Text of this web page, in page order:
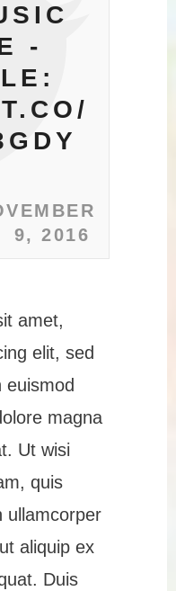
-
9, 2016
amet,
elit, sed
euismod
magna
Ut wisi
quis
ullamcorper
aliquip ex
Duis